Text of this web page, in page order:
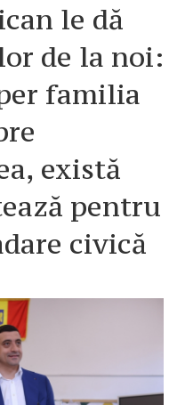
le dă
de la noi:
familia
există
pentru
civică